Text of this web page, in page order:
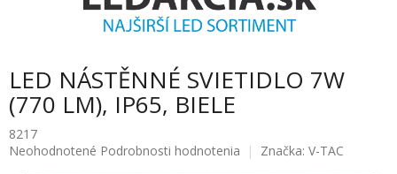
LED NÁSTĚNNÉ SVIETIDLO 7W
(770 LM), IP65, BIELE
8217
Priemerné
Neohodnotené Podrobnosti hodnotenia Značka: V-TAC